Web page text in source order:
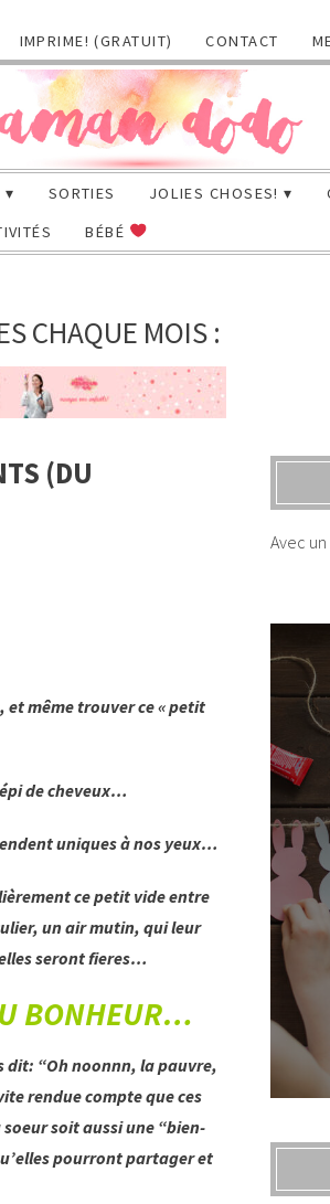
IMPRIME! (GRATUIT) CONTACT
SORTIES JOLIES CHOSES!
BÉBÉ
CHAQUE MOIS :
(DU
même trouver ce « petit
de cheveux…
uniques à nos yeux…
ce petit vide entre
un air mutin, qui leur
seront fieres…
BONHEUR…
dit: “Oh noonnn, la pauvre,
rendue compte que ces
soit aussi une “bien-
pourront partager et
Avec